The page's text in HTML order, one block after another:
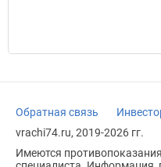
Обратная связь
vrachi74.ru, 2019-2026 гг.
Имеются